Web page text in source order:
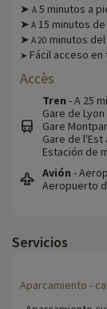
➤ A 5 minutos a
➤ A 15 minutos
➤ A20 minutos
➤ Fácil acceso en
Accès
Tren - A 25
Gare de
Gare
Gare de
Estación de
Avión -
Aeropuerto
Servicios
Aparcamiento -